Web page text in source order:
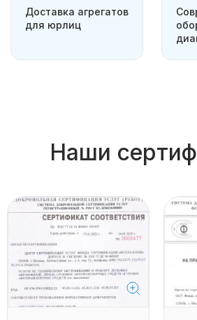
Доставка агрегатов
для юрлиц
Наши